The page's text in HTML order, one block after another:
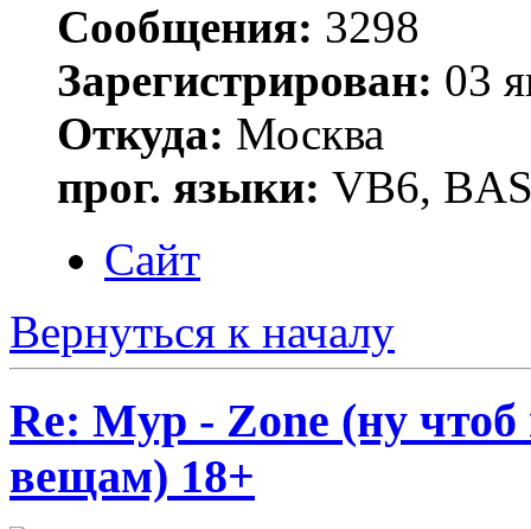
Сообщения: 3298
Зарегистрирован: 03
Откуда: Москва
прог. языки: VB6,
Сайт
Вернуться к началу
Re: Myp - Zone (ну
вещам) 18+